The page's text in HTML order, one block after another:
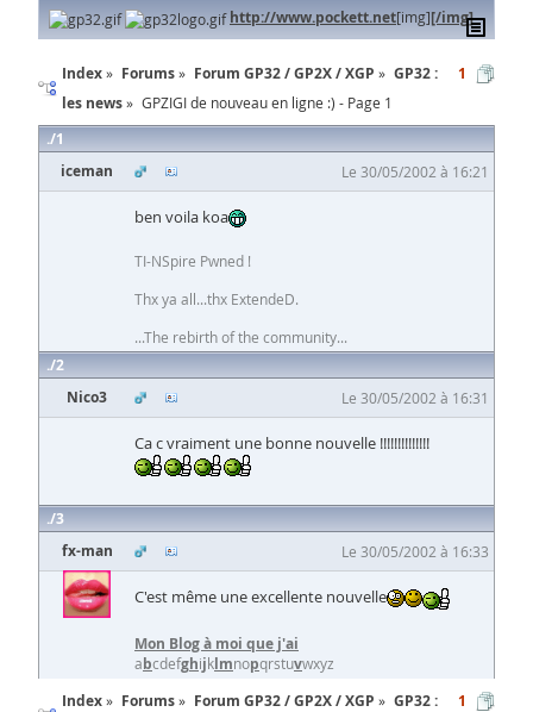
http://www.pockett.net[img][/img]
Index Forums Forum GP32 / GP2X / XGP
GP32 :
les news
GPZIGI de nouveau en ligne :) - Page 1
1
1
iceman
Le 30/05/2002 à 16:21
ben voila koa
TI-NSpire Pwned !
Thx ya all...thx ExtendeD.
...The rebirth of the community...
2
Nico3
Le 30/05/2002 à 16:31
Ca c vraiment une bonne nouvelle !!!!!!!!!!!!!!
3
fx-man
Le 30/05/2002 à 16:33
C'est même une excellente nouvelle
Mon Blog à moi que j'ai
abcdefghijklmnopqrstuvwxyz
Index Forums Forum GP32 / GP2X / XGP
GP32 :
1